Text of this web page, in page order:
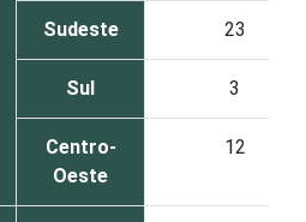
Sudeste 23
Sul 3
Centro-
Oeste
12